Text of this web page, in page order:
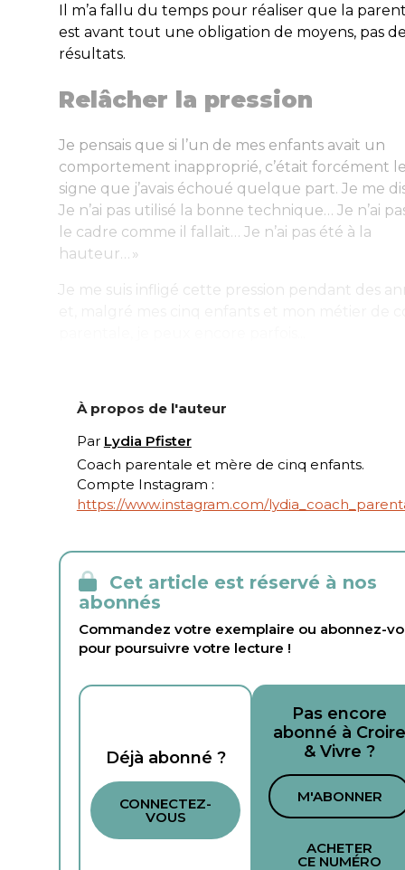
Il m’a fallu du temps pour réaliser que la
est avant tout une obligation de moyens, pas
résultats.
Relâcher la pression
Je pensais que si l’un de mes enfants avait un
comportement inapproprié, c’était forcément
signe que j’avais échoué quelque part. Je me
Je n’ai pas utilisé la bonne technique… Je n’ai
le cadre comme il fallait… Je n’ai pas été à la
hauteur… »
Je me suis infligé cette pression pendant des
À propos de l'auteur
Par Lydia Pfister
Coach parentale et mère de cinq enfants.
Compte Instagram :
https://www.instagram.com/
Cet article est réservé à nos
abonnés
Commandez votre exemplaire ou abonnez-
pour poursuivre votre lecture !
Déjà abonné ?
CONNECTEZ-
VOUS
Pas encore
abonné à
& Vivre ?
M'ABONNER
ACHETER
CE NUMÉRO